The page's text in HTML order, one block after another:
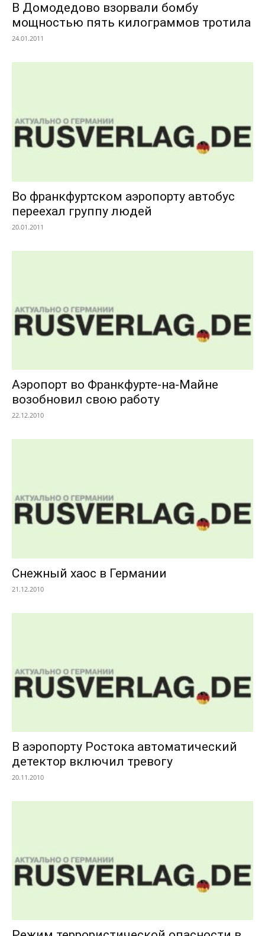
В Домодедово взорвали бомбу
мощностью пять килограммов тротила
24.01.2011
Во франкфуртском аэропорту автобус
переехал группу людей
20.01.2011
Аэропорт во Франкфурте-на-Майне
возобновил свою работу
22.12.2010
Снежный хаос в Германии
21.12.2010
В аэропорту Ростока автоматический
детектор включил тревогу
20.11.2010